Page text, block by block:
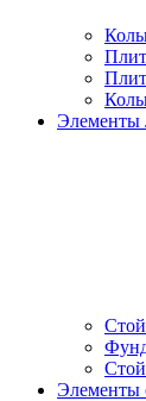
Элементы